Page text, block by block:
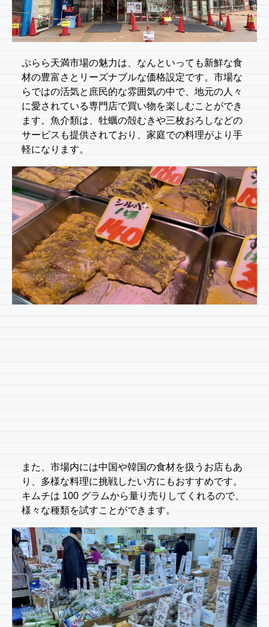
ぷらら天満市場の魅力は、なんといっても新鮮な食
材の豊富さとリーズナブルな価格設定です。市場な
らではの活気と庶民的な雰囲気の中で、地元の人々
に愛されている専門店で買い物を楽しむことができ
ます。魚介類は、牡蠣の殻むきや三枚おろしなどの
サービスも提供されており、家庭での料理がより手
軽になります。
また、市場内には中国や韓国の食材を扱うお店もあ
り、多様な料理に挑戦したい方にもおすすめです。
キムチは 100 グラムから量り売りしてくれるので、
様々な種類を試すことができます。